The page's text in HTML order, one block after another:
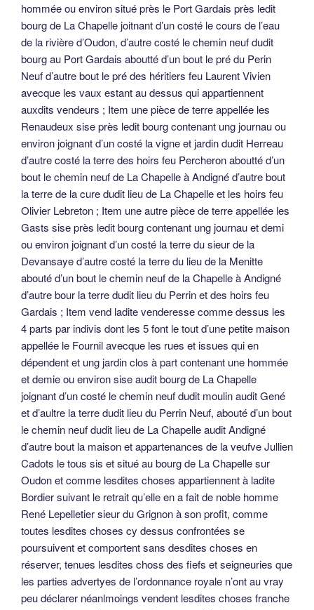
hommée ou environ situé près le Port Gardais près ledit
bourg de La Chapelle joitnant d’un costé le cours de l’eau
de la rivière d’Oudon, d’autre costé le chemin neuf dudit
bourg au Port Gardais aboutté d’un bout le pré du Perin
Neuf d’autre bout le pré des héritiers feu Laurent Vivien
avecque les vaux estant au dessus qui appartiennent
auxdits vendeurs ; Item une pièce de terre appellée les
Renaudeux sise près ledit bourg contenant ung journau ou
environ joignant d’un costé la vigne et jardin dudit Herreau
d’autre costé la terre des hoirs feu Percheron aboutté d’un
bout le chemin neuf de La Chapelle à Andigné d’autre bout
la terre de la cure dudit lieu de La Chapelle et les hoirs feu
Olivier Lebreton ; Item une autre pièce de terre appellée les
Gasts sise près ledit bourg contenant ung journau et demi
ou environ joignant d’un costé la terre du sieur de la
Devansaye d’autre costé la terre du lieu de la Menitte
abouté d’un bout le chemin neuf de la Chapelle à Andigné
d’autre bour la terre dudit lieu du Perrin et des hoirs feu
Gardais ; Item vend ladite venderesse comme dessus les
4 parts par indivis dont les 5 font le tout d’une petite maison
appellée le Fournil avecque les rues et issues qui en
dépendent et ung jardin clos à part contenant une hommée
et demie ou environ sise audit bourg de La Chapelle
joignant d’un costé le chemin neuf dudit moulin audit Gené
et d’aultre la terre dudit lieu du Perrin Neuf, abouté d’un bout
le chemin neuf dudit lieu de La Chapelle audit Andigné
d’autre bout la maison et appartenances de la veufve Jullien
Cadots le tous sis et situé au bourg de La Chapelle sur
Oudon et comme lesdites choses appartiennent à ladite
Bordier suivant le retrait qu’elle en a fait de noble homme
René Lepelletier sieur du Grignon à son profit, comme
toutes lesdites choses cy dessus confrontées se
poursuivent et comportent sans desdites choses en
réserver, tenues lesdites choss des fiefs et seigneuries que
les parties advertyes de l’ordonnance royale n’ont au vray
peu déclarer néanlmoings vendent lesdites choses franche